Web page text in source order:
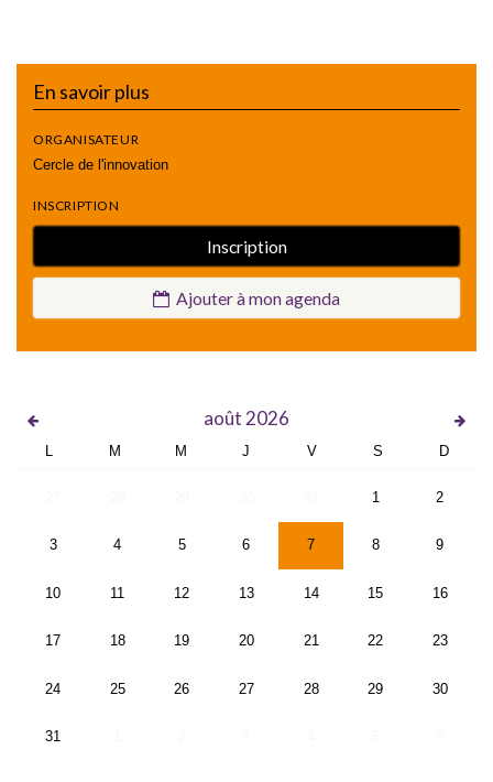
En savoir plus
ORGANISATEUR
Cercle de l'innovation
INSCRIPTION
Inscription
Ajouter à mon agenda
août 2026
L M M J V S D
1 2
3 4 5 6 7 8 9
10 11 12 13 14 15 16
17 18 19 20 21 22 23
24 25 26 27 28 29 30
31